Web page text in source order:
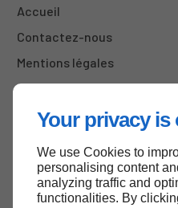
Your privacy
We use Cookies to
personalising content
analyzing traffic and
functionalities. By
Accueil
Contactez-nous
Mentions légales
Plan du site